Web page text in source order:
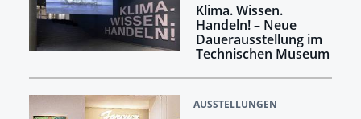
Klima. Wissen.
Handeln! –​​​​​​​ Neue
Dauerausstellung im
Technischen Museum
AUSSTELLUNGEN